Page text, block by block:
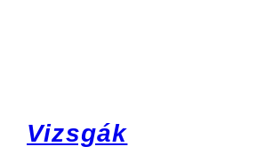
Vizsgák